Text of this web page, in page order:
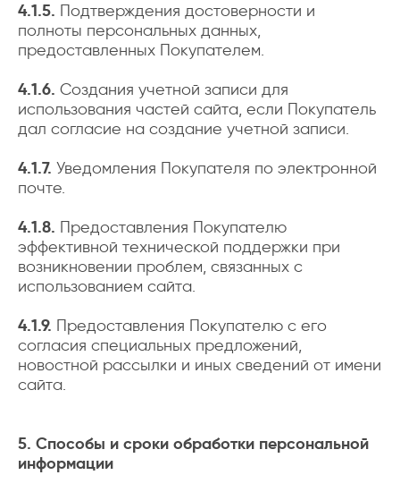
4.1.5. Подтверждения достоверности и
полноты персональных данных,
предоставленных Покупателем.
4.1.6. Создания учетной записи для
использования частей сайта, если Покупатель
дал согласие на создание учетной записи.
4.1.7. Уведомления Покупателя по электронной
почте.
4.1.8. Предоставления Покупателю
эффективной технической поддержки при
возникновении проблем, связанных с
использованием сайта.
4.1.9. Предоставления Покупателю с его
согласия специальных предложений,
новостной рассылки и иных сведений от имени
сайта.
5. Способы и сроки обработки персональной
информации